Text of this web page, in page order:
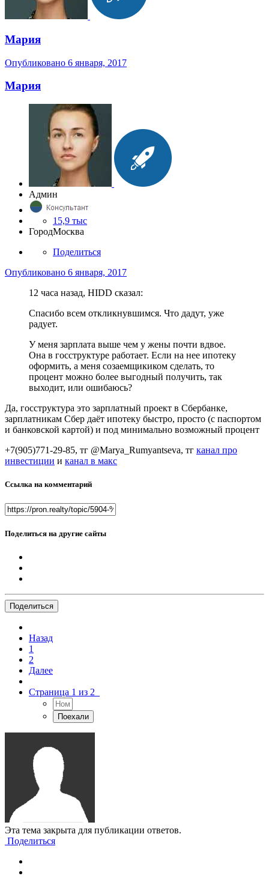
Мария
Опубликовано 6 января, 2017
Мария
Админ
15,9 тыс
ГородМосква
Поделиться
Опубликовано 6 января, 2017
12 часа назад, HIDD сказал:
Спасибо всем откликнувшимся. Что дадут, уже
радует.
У меня зарплата выше чем у жены почти вдвое.
Она в госструктуре работает. Если на нее ипотеку
оформить, а меня созаемщикиком сделать, то
процент можно более выгодный получить, так
выходит, или ошибаюсь?
Да, госструктура это зарплатный проект в Сбербанке,
зарплатникам Сбер даёт ипотеку быстро, просто (с паспортом
и банковской картой) и под минимально возможный процент
+7(905)771-29-85, тг @Marya_Rumyantseva, тг канал про
инвестиции и канал в макс
Ссылка на комментарий
Поделиться на другие сайты
Поделиться
Назад
1
2
Далее
Страница 1 из 2
Эта тема закрыта для публикации ответов.
Поделиться